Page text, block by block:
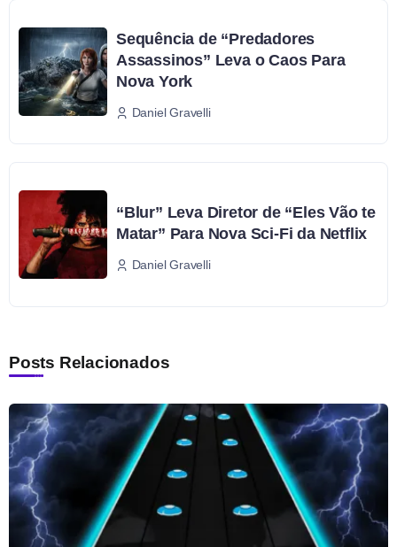
Sequência de “Predadores
Assassinos” Leva o Caos Para
Nova York
Daniel Gravelli
“Blur” Leva Diretor de “Eles Vão te
Matar” Para Nova Sci-Fi da Netflix
Daniel Gravelli
Posts Relacionados